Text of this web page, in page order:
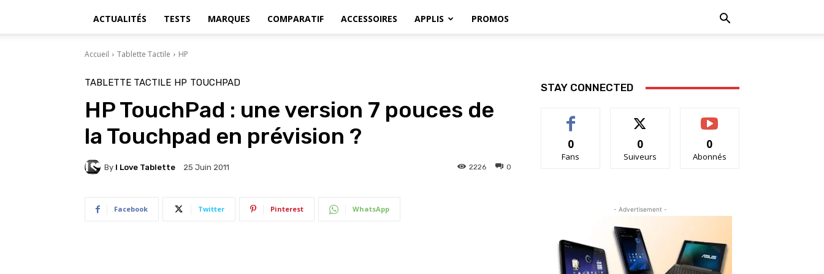
ACTUALITÉS TESTS MARQUES COMPARATIF ACCESSOIRES APPLIS PROMOS
Accueil Tablette Tactile HP
TABLETTE TACTILE HP TOUCHPAD
HP TouchPad : une version 7 pouces de
la Touchpad en prévision ?
By I Love Tablette 25 Juin 2011 0
2226
Facebook Twitter Pinterest WhatsApp
STAY CONNECTED
0
Fans
0
Suiveurs
0
Abonnés
- Advertisement -